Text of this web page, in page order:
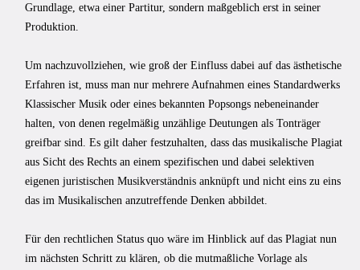
Grundlage, etwa einer Partitur, sondern maßgeblich erst in seiner
Produktion.
Um nachzuvollziehen, wie groß der Einfluss dabei auf das ästhe­tische
Erfahren ist, muss man nur mehrere Aufnahmen eines Standardwerks
Klassischer Musik oder eines bekannten Popsongs nebeneinander
halten, von denen regelmäßig unzählige Deutungen als Tonträger
greifbar sind. Es gilt daher festzuhalten, dass das musikalische Plagiat
aus Sicht des Rechts an einem spezifischen und dabei selektiven
eigenen juristischen Musikverständnis anknüpft und nicht eins zu eins
das im Musi­kalischen anzutreffende Denken abbildet.
Für den rechtlichen Status quo wäre im Hinblick auf das Plagiat nun
im nächsten Schritt zu klären, ob die mutmaßliche Vorlage als